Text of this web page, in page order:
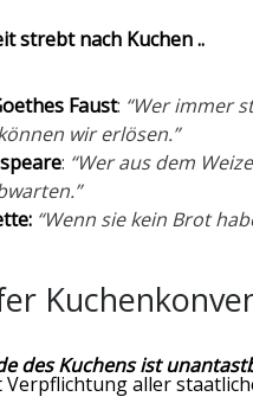
strebt nach Kuchen ..
Faust: “Wer immer
wir erlösen.”
: “Wer aus dem
“Wenn sie kein Brot
des Kuchens ist
Verpflichtung aller